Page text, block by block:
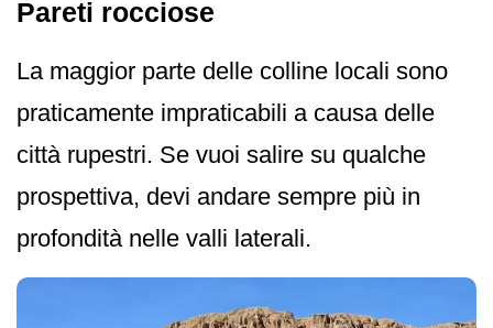
Pareti rocciose
La maggior parte delle colline locali sono
praticamente impraticabili a causa delle
città rupestri. Se vuoi salire su qualche
prospettiva, devi andare sempre più in
profondità nelle valli laterali.